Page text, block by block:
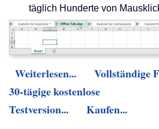
täglich Hunderte von
Weiterlesen...
Vollständige
30-tägige kostenlose
Testversion...
Kaufen...